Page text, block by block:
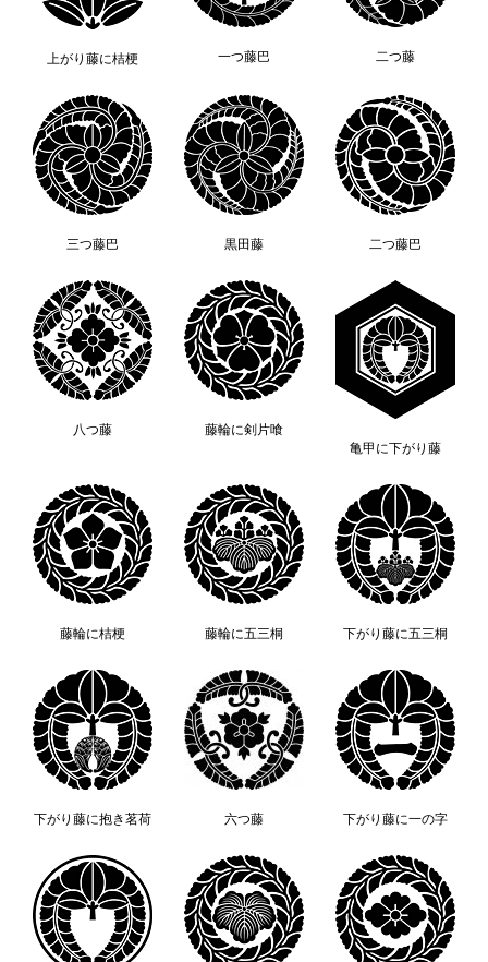
上がり藤に桔梗 一つ藤巴 二つ藤
三つ藤巴 黒田藤 二つ藤巴
八つ藤
藤輪に剣片喰
亀甲に下がり藤
藤輪に桔梗 藤輪に五三桐 下がり藤に五三桐
下がり藤に抱き茗荷 六つ藤 下がり藤に一の字